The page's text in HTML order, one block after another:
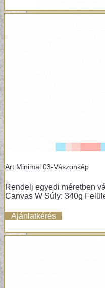
VÁSZONKÉP
Art Minimal 03-Vászonkép
Rendelj egyedi méretben
Canvas W Súly: 340g
Ajánlatkérés